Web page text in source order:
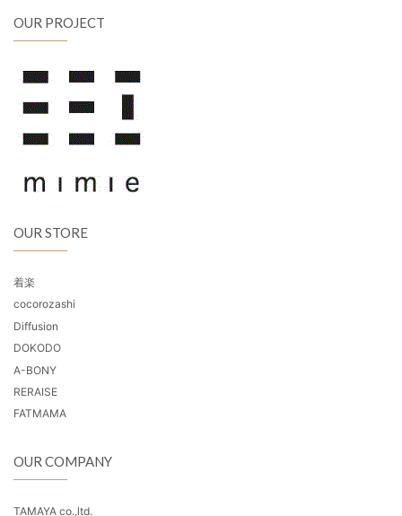
OUR PROJECT
OUR STORE
着楽
cocorozashi
Diffusion
DOKODO
A-BONY
RERAISE
FATMAMA
OUR COMPANY
TAMAYA co.,ltd.